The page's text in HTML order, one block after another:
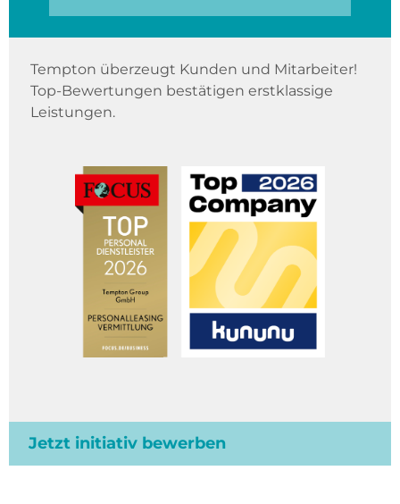
Tempton überzeugt Kunden und Mitarbeiter!
Top-Bewertungen bestätigen erstklassige
Leistungen.
Jetzt initiativ bewerben